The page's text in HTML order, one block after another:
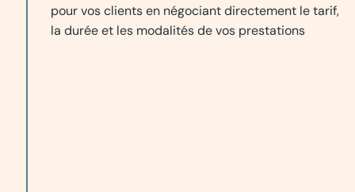
pour vos clients en négociant directement le tarif,
la durée et les modalités de vos prestations